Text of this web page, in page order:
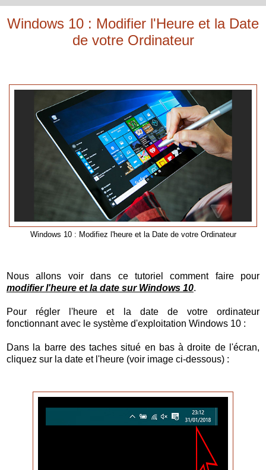
Windows 10 : Modifier l'Heure et la Date
de votre Ordinateur
Windows 10 : Modifiez l'heure et la Date de votre Ordinateur
Nous allons voir dans ce tutoriel comment faire pour
modifier l'heure et la date sur Windows 10.
Pour régler l'heure et la date de votre ordinateur
fonctionnant avec le système d'exploitation Windows 10 :
Dans la barre des taches situé en bas à droite de l'écran,
cliquez sur la date et l'heure (voir image ci-dessous) :